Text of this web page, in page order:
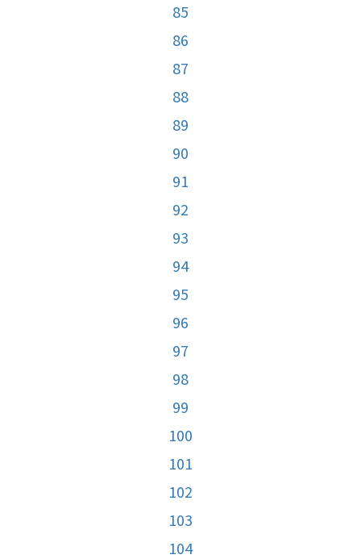
85
86
87
88
89
90
91
92
93
94
95
96
97
98
99
100
101
102
103
104